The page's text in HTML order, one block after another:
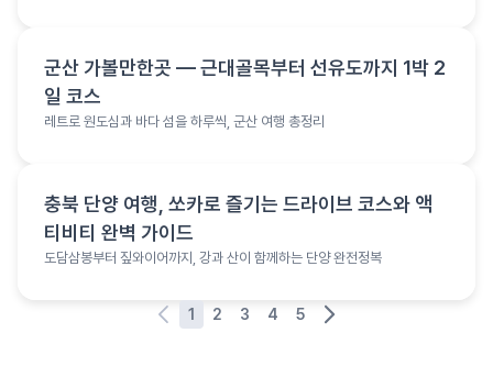
여행 정보
군산 가볼만한곳 — 근대골목부터 선유도까지 1박 2
일 코스
레트로 원도심과 바다 섬을 하루씩, 군산 여행 총정리
여행 정보
충북 단양 여행, 쏘카로 즐기는 드라이브 코스와 액
티비티 완벽 가이드
도담삼봉부터 짚와이어까지, 강과 산이 함께하는 단양 완전정복
1 2 3 4 5